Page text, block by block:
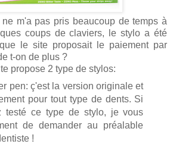
m'a pas pris beaucoup de temps à
coups de claviers, le stylo a été
le site proposait le paiement par
t-on de plus ?
propose 2 type de stylos:
pen: ç'est la version originale et
pour tout type de dents. Si
testé ce type de stylo, je vous
de demander au préalable
!